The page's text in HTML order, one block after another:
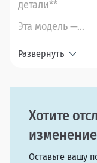
детали**
Эта модель —...
Развернуть
Хотите
Оставьте вашу